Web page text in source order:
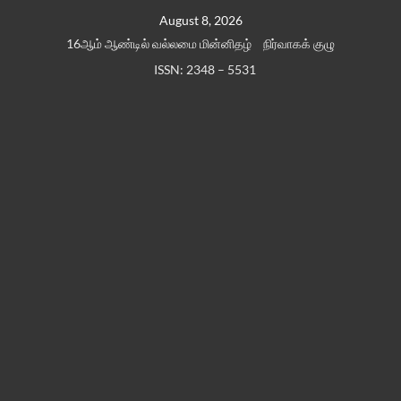
August 8, 2026
16ஆம் ஆண்டில் வல்லமை மின்னிதழ்
நிர்வாகக் குழு
ISSN: 2348 – 5531